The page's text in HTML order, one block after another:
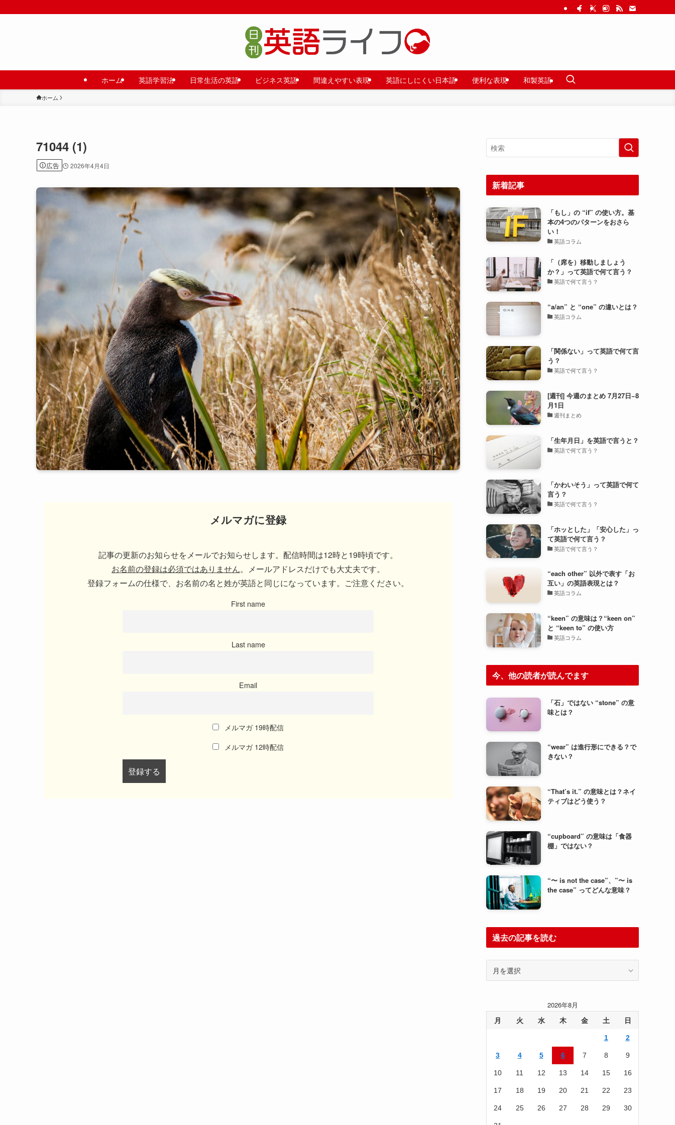
ホーム 英語学習法 日常生活の英語 ビジネス英語 間違えやすい表現 英語にしにくい日本語 便利な表現 和製英語
ホーム
71044 (1)
広告 2026年4月4日
メルマガに登録
記事の更新のお知らせをメールでお知らせします。配信時間は12時と19時頃です。
お名前の登録は必須ではありません。メールアドレスだけでも大丈夫です。
登録フォームの仕様で、お名前の名と姓が英語と同じになっています。ご注意ください。
First name
Last name
Email
メルマガ 19時配信
メルマガ 12時配信
新着記事
「もし」の “if” の使い方。基
本の4つのパターンをおさら
い！
英語コラム
「（席を）移動しましょう
か？」って英語で何て言う？
英語で何て言う？
“a/an” と “one” の違いとは？
英語コラム
「関係ない」って英語で何て言
う？
英語で何て言う？
[週刊] 今週のまとめ 7月27日−8
月1日
週刊まとめ
「生年月日」を英語で言うと？
英語で何て言う？
「かわいそう」って英語で何て
言う？
英語で何て言う？
「ホッとした」「安心した」っ
て英語で何て言う？
英語で何て言う？
“each other” 以外で表す「お
互い」の英語表現とは？
英語コラム
“keen” の意味は？“keen on”
と “keen to” の使い方
英語コラム
今、他の読者が読んでます
「石」ではない “stone” の意
味とは？
“wear” は進行形にできる？で
きない？
“That’s it.” の意味とは？ネイ
ティブはどう使う？
“cupboard” の意味は「食器
棚」ではない？
“〜 is not the case”、”〜 is
the case” ってどんな意味？
過去の記事を読む
事
2026年8月
月 火 水 木 金 土 日
1 2
3 4 5 6 7 8 9
10 11 12 13 14 15 16
17 18 19 20 21 22 23
24 25 26 27 28 29 30